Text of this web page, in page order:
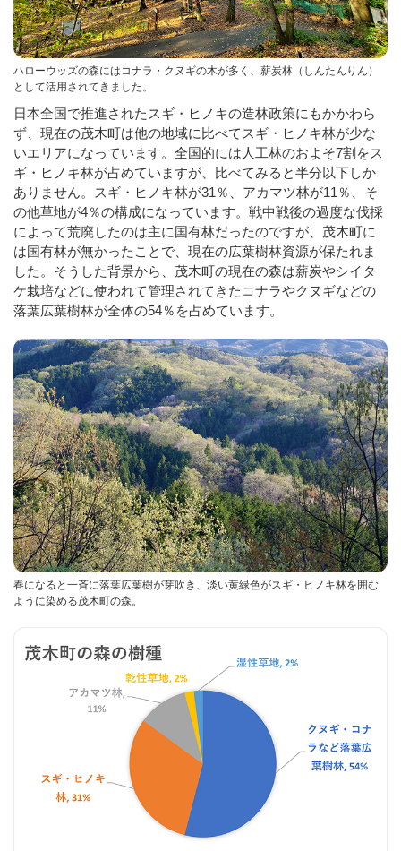
ハローウッズの森にはコナラ・クヌギの木が多く、薪炭林（しんたんりん）
として活用されてきました。
日本全国で推進されたスギ・ヒノキの造林政策にもかかわら
ず、現在の茂木町は他の地域に比べてスギ・ヒノキ林が少な
いエリアになっています。全国的には人工林のおよそ7割をス
ギ・ヒノキ林が占めていますが、比べてみると半分以下しか
ありません。スギ・ヒノキ林が31％、アカマツ林が11％、そ
の他草地が4％の構成になっています。戦中戦後の過度な伐採
によって荒廃したのは主に国有林だったのですが、茂木町に
は国有林が無かったことで、現在の広葉樹林資源が保たれま
した。そうした背景から、茂木町の現在の森は薪炭やシイタ
ケ栽培などに使われて管理されてきたコナラやクヌギなどの
落葉広葉樹林が全体の54％を占めています。
春になると一斉に落葉広葉樹が芽吹き、淡い黄緑色がスギ・ヒノキ林を囲む
ように染める茂木町の森。